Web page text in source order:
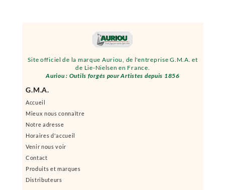
Site officiel de la marque Auriou, de l'entreprise G.M.A. et
de Lie-Nielsen en France.
Auriou : Outils forgés pour Artistes depuis 1856
G.M.A.
Accueil
Mieux nous connaître
Notre adresse
Horaires d'accueil
Venir nous voir
Contact
Produits et marques
Distributeurs